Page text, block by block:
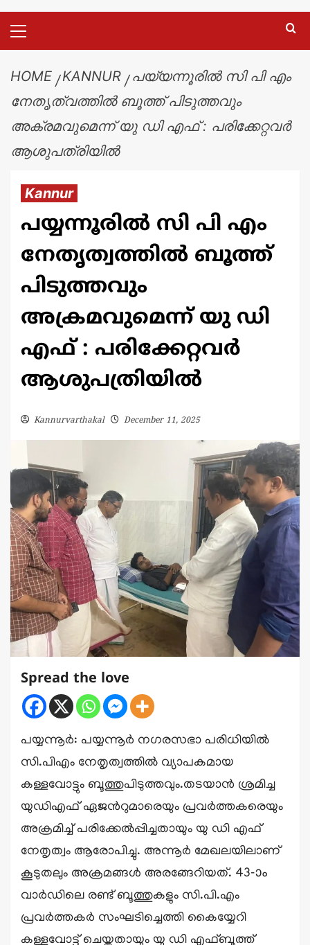
HOME KANNUR
പയ്യന്നൂരിൽ സി പി എം
നേതൃത്വത്തിൽ ബൂത്ത് പിടുത്തവും
അക്രമവുമെന്ന് യു ഡി എഫ് : പരിക്കേറ്റവർ
ആശുപത്രിയിൽ
Kannur
പയ്യന്നൂരിൽ സി പി എം
നേതൃത്വത്തിൽ ബൂത്ത്
പിടുത്തവും
അക്രമവുമെന്ന് യു ഡി
എഫ് : പരിക്കേറ്റവർ
ആശുപത്രിയിൽ
Kannurvarthakal December 11, 2025
Spread the love
പയ്യന്നൂർ: പയ്യന്നൂർ നഗരസഭാ പരിധിയിൽ
സി.പിഎം നേതൃത്വത്തിൽ വ്യാപകമായ
കള്ളവോട്ടും ബൂത്തുപിടുത്തവും.തടയാൻ ശ്രമിച്ച
യുഡിഎഫ് ഏജൻറുമാരെയും പ്രവർത്തകരെയും
അക്രമിച്ച് പരിക്കേൽപ്പിച്ചതായും യു ഡി എഫ്
നേതൃത്വം ആരോപിച്ചു. അന്നൂർ മേഖലയിലാണ്
കൂടുതലും അക്രമങ്ങൾ അരങ്ങേറിയത്. 43-ാം
വാർഡിലെ രണ്ട് ബൂത്തുകളും സി.പി.എം
പ്രവർത്തകർ സംഘടിച്ചെത്തി കൈയ്യേറി
കള്ളവോട്ട് ചെയ്തതായും യു ഡി എഫ്ബൂത്ത്